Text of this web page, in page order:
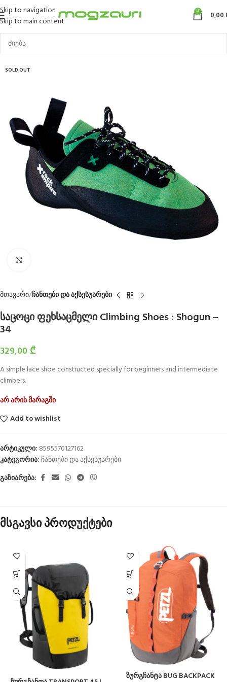
Skip to navigation
Skip to main content
0 0,00
SOLD OUT
მთავარი ჩანთები და აქსესუარები
საცოცი ფეხსაცმელი Climbing Shoes : Shogun –
34
329,00 ₾
A simple lace shoe constructed specially for beginners and intermediate
climbers.
არ არის მარაგში
Add to wishlist
არტიკული: 8595570127162
კატეგორია: ჩანთები და აქსესუარები
გაზიარება:
მსგავსი პროდუქტები
ზურგჩანტა BUG BACKPACK